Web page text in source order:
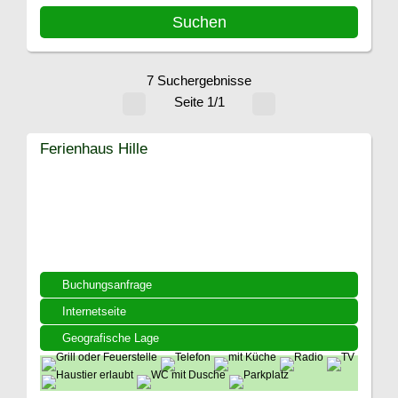
7 Suchergebnisse
Seite 1/1
Buchungsanfrage
Internetseite
Geografische Lage
Ferienhaus Hille